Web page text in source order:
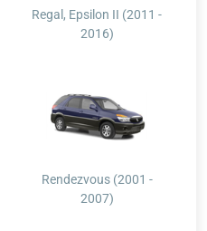
Regal, Epsilon II (2011 -
2016)
Rendezvous (2001 -
2007)